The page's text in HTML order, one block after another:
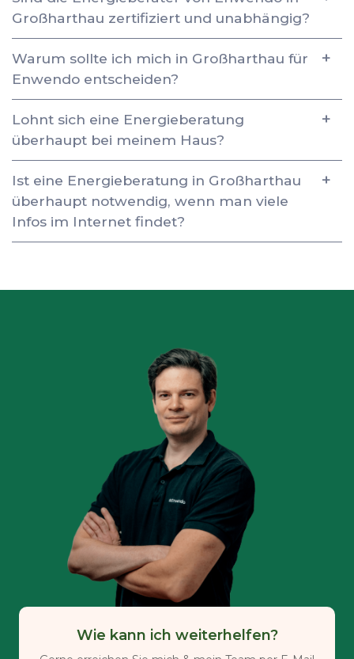
Großharthau zertifiziert und unabhängig?
Warum sollte ich mich in Großharthau für
Enwendo entscheiden?
Lohnt sich eine Energieberatung
überhaupt bei meinem Haus?
Ist eine Energieberatung in Großharthau
überhaupt notwendig, wenn man viele
Infos im Internet findet?
Wie kann ich weiterhelfen?